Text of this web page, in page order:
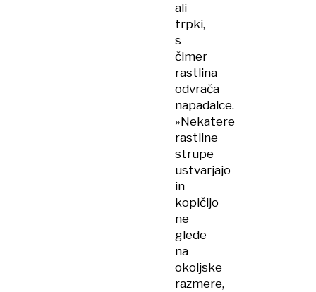
ali
trpki,
s
čimer
rastlina
odvrača
napadalce.
»Nekatere
rastline
strupe
ustvarjajo
in
kopičijo
ne
glede
na
okoljske
razmere,